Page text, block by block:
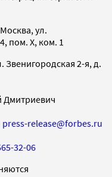
ул.
пом. X, ком. 1
Звенигородская 2-я, д.
Дмитриевич
press-release@forbes.ru
32-06